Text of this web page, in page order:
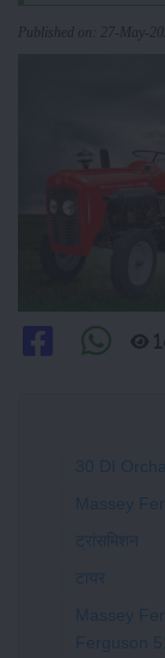
Published on: 27-May-
30 DI
Massey
ट्रांसमिशन
टायर
Massey
Ferguson